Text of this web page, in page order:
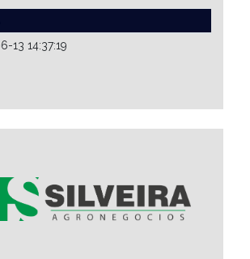
13 14:37:19